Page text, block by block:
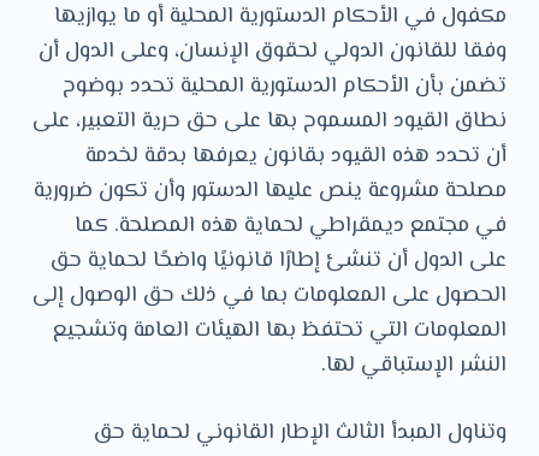
مكفول في الأحكام الدستورية المحلية أو ما يوازيها
وفقا للقانون الدولي لحقوق الإنسان، وعلى الدول أن
تضمن بأن الأحكام الدستورية المحلية تحدد بوضوح
نطاق القيود المسموح بها على حق حرية التعبير، على
أن تحدد هذه القيود بقانون يعرفها بدقة لخدمة
مصلحة مشروعة ينص عليها الدستور وأن تكون ضرورية
في مجتمع ديمقراطي لحماية هذه المصلحة. كما
على الدول أن تنشئ إطارًا قانونيًا واضحًا لحماية حق
الحصول على المعلومات بما في ذلك حق الوصول إلى
المعلومات التي تحتفظ بها الهيئات العامة وتشجيع
النشر الإستباقي لها.
وتناول المبدأ الثالث الإطار القانوني لحماية حق